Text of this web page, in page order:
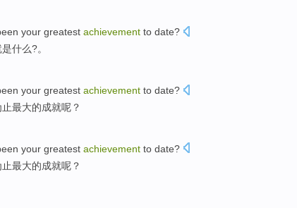
your greatest achievement to date?
是什么?。
your greatest achievement to date?
最大的成就呢？
your greatest achievement to date?
最大的成就呢？